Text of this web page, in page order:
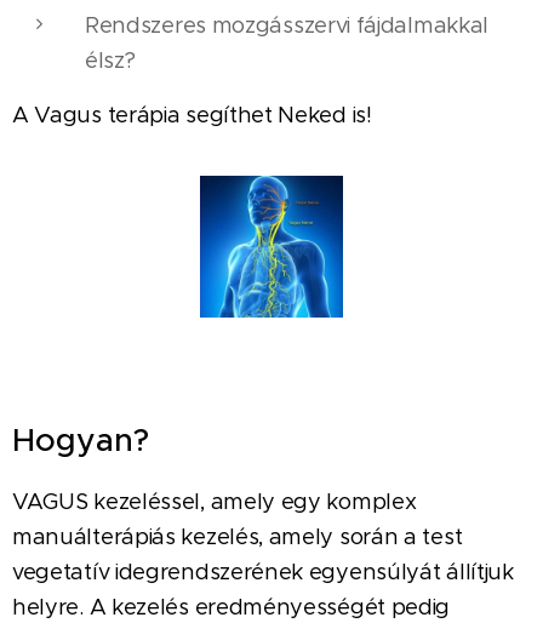
Rendszeres mozgásszervi fájdalmakkal
élsz?
A Vagus terápia segíthet Neked is!
Hogyan?
VAGUS kezeléssel, amely egy komplex
manuálterápiás kezelés, amely során a test
vegetatív idegrendszerének egyensúlyát állítjuk
helyre. A kezelés eredményességét pedig